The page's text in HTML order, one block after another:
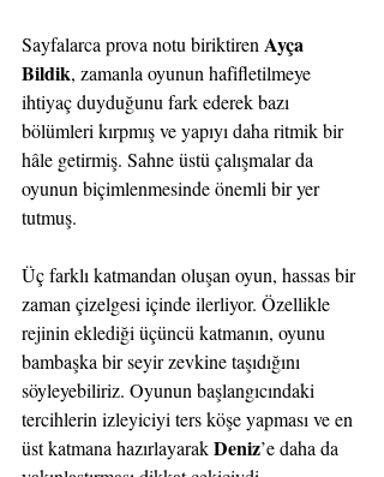
Sayfalarca prova notu biriktiren Ayça
Bildik, zamanla oyunun hafifletilmeye
ihtiyaç duyduğunu fark ederek bazı
bölümleri kırpmış ve yapıyı daha ritmik bir
hâle getirmiş. Sahne üstü çalışmalar da
oyunun biçimlenmesinde önemli bir yer
tutmuş.
Üç farklı katmandan oluşan oyun, hassas bir
zaman çizelgesi içinde ilerliyor. Özellikle
rejinin eklediği üçüncü katmanın, oyunu
bambaşka bir seyir zevkine taşıdığını
söyleyebiliriz. Oyunun başlangıcındaki
tercihlerin izleyiciyi ters köşe yapması ve en
üst katmana hazırlayarak Deniz’e daha da